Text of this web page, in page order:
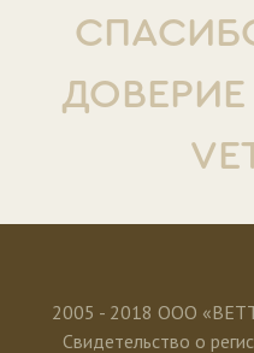
ДОВЕРИЕ
2005 - 2018 ООО
Свидетельство о